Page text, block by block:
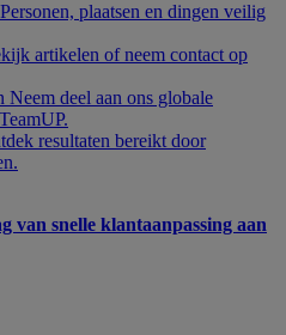
Personen, plaatsen en dingen veilig
artikelen of neem contact op
Neem deel aan ons globale
resultaten bereikt door
van snelle klantaanpassing aan